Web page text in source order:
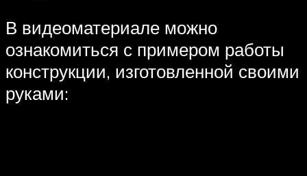
В видеоматериале можно
ознакомиться с примером работы
конструкции, изготовленной своими
руками: